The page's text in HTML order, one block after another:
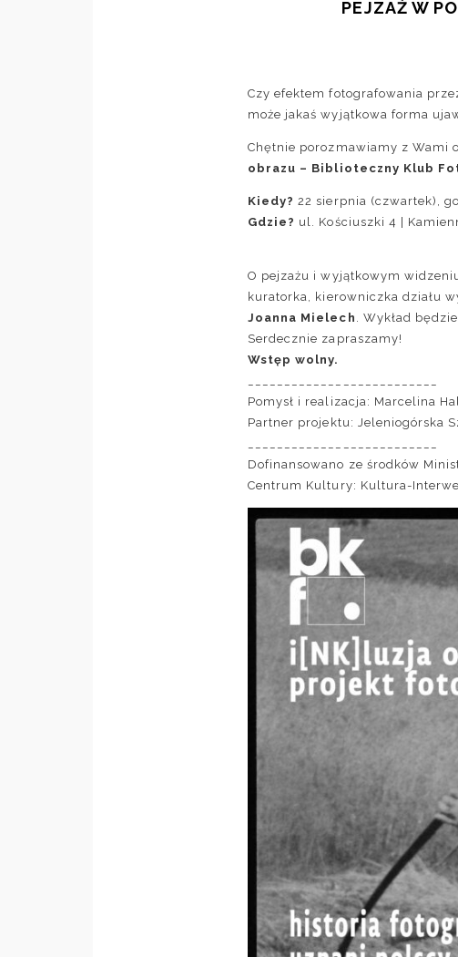
PEJZAŻ W
Czy efektem fotografowania
może jakaś wyjątkowa forma
Chętnie porozmawiamy z Wami
obrazu – Biblioteczny Klub
Kiedy? 22 sierpnia (czwartek),
Gdzie? ul. Kościuszki 4 |
O pejzażu i wyjątkowym
kuratorka, kierowniczka działu
Joanna Mielech . Wykład
Serdecznie zapraszamy!
Wstęp wolny.
Pomysł i realizacja: Marcelina
Partner projektu: Jeleniogórska
Dofinansowano ze środków
Centrum Kultury: Kultura-